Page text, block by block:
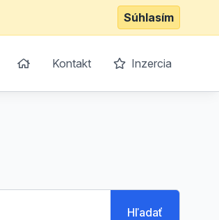
Súhlasím
Kontakt Inzercia
Hľadať